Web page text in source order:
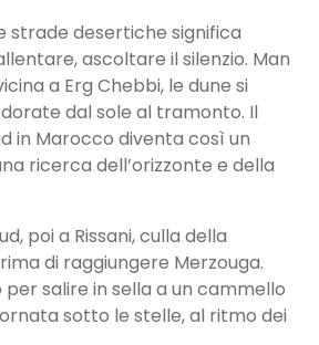
strade desertiche significa
ascoltare il silenzio. Man
a Erg Chebbi, le dune si
dal sole al tramonto. Il
in Marocco diventa così un
ricerca dell’orizzonte e della
poi a Rissani, culla della
di raggiungere Merzouga.
per salire in sella a un cammello
sotto le stelle, al ritmo dei